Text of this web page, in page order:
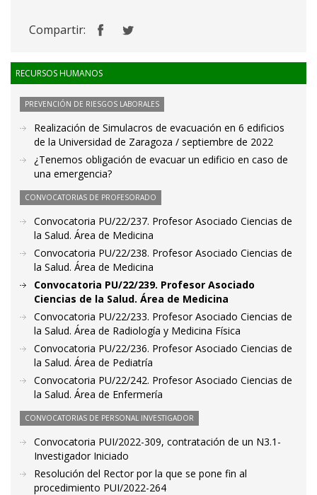
Compartir:
RECURSOS HUMANOS
PREVENCIÓN DE RIESGOS LABORALES
Realización de Simulacros de evacuación en 6 edificios
de la Universidad de Zaragoza / septiembre de 2022
¿Tenemos obligación de evacuar un edificio en caso de
una emergencia?
CONVOCATORIAS DE PROFESORADO
Convocatoria PU/22/237. Profesor Asociado Ciencias de
la Salud. Área de Medicina
Convocatoria PU/22/238. Profesor Asociado Ciencias de
la Salud. Área de Medicina
Convocatoria PU/22/239. Profesor Asociado
Ciencias de la Salud. Área de Medicina
Convocatoria PU/22/233. Profesor Asociado Ciencias de
la Salud. Área de Radiología y Medicina Física
Convocatoria PU/22/236. Profesor Asociado Ciencias de
la Salud. Área de Pediatría
Convocatoria PU/22/242. Profesor Asociado Ciencias de
la Salud. Área de Enfermería
CONVOCATORIAS DE PERSONAL INVESTIGADOR
Convocatoria PUI/2022-309, contratación de un N3.1-
Investigador Iniciado
Resolución del Rector por la que se pone fin al
procedimiento PUI/2022-264